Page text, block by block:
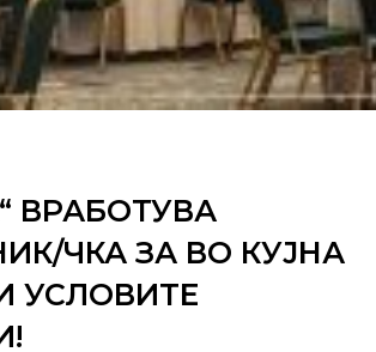
ВРАБОТУВА
ЧКА ЗА ВО КУЈНА
УСЛОВИТЕ